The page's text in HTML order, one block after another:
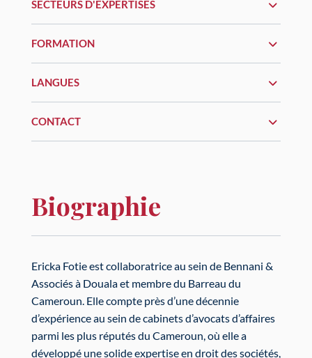
Biographie
Ericka Fotie est collaboratrice au sein de Bennani &
Associés à Douala et membre du Barreau du
Cameroun. Elle compte près d’une décennie
d’expérience au sein de cabinets d’avocats d’affaires
parmi les plus réputés du Cameroun, où elle a
développé une solide expertise en droit des sociétés,
SECTEURS D'EXPERTISES
FORMATION
LANGUES
CONTACT